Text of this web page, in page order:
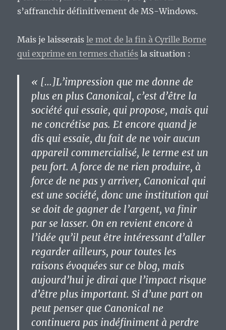
s’affranchir définitivement de MS-Windows.
Mais je laisseraisle mot de la fin à Cyrille Borne
qui exprime en termes chatiés la situation :
« […]L’impression que me donne de
plus en plus Canonical,c’est d’être la
société qui essaie, qui propose, mais qui
ne concrétise pas. Et encore quand je
dis qui essaie, du fait de ne voir aucun
appareil commercialisé, le terme est un
peu fort. A force de ne rien produire, à
force de ne pas y arriver, Canonical qui
est une société, donc une institution qui
se doit de gagner de l’argent, va finir
par se lasser. On en revient encore à
l’idée qu’il peut être intéressant d’aller
regarder ailleurs, pour toutes les
raisons évoquées sur ce blog, mais
aujourd’hui je dirai que l’impact risque
d’être plus important. Si d’une part on
peut penser que Canonical ne
continuera pas indéfiniment à perdre